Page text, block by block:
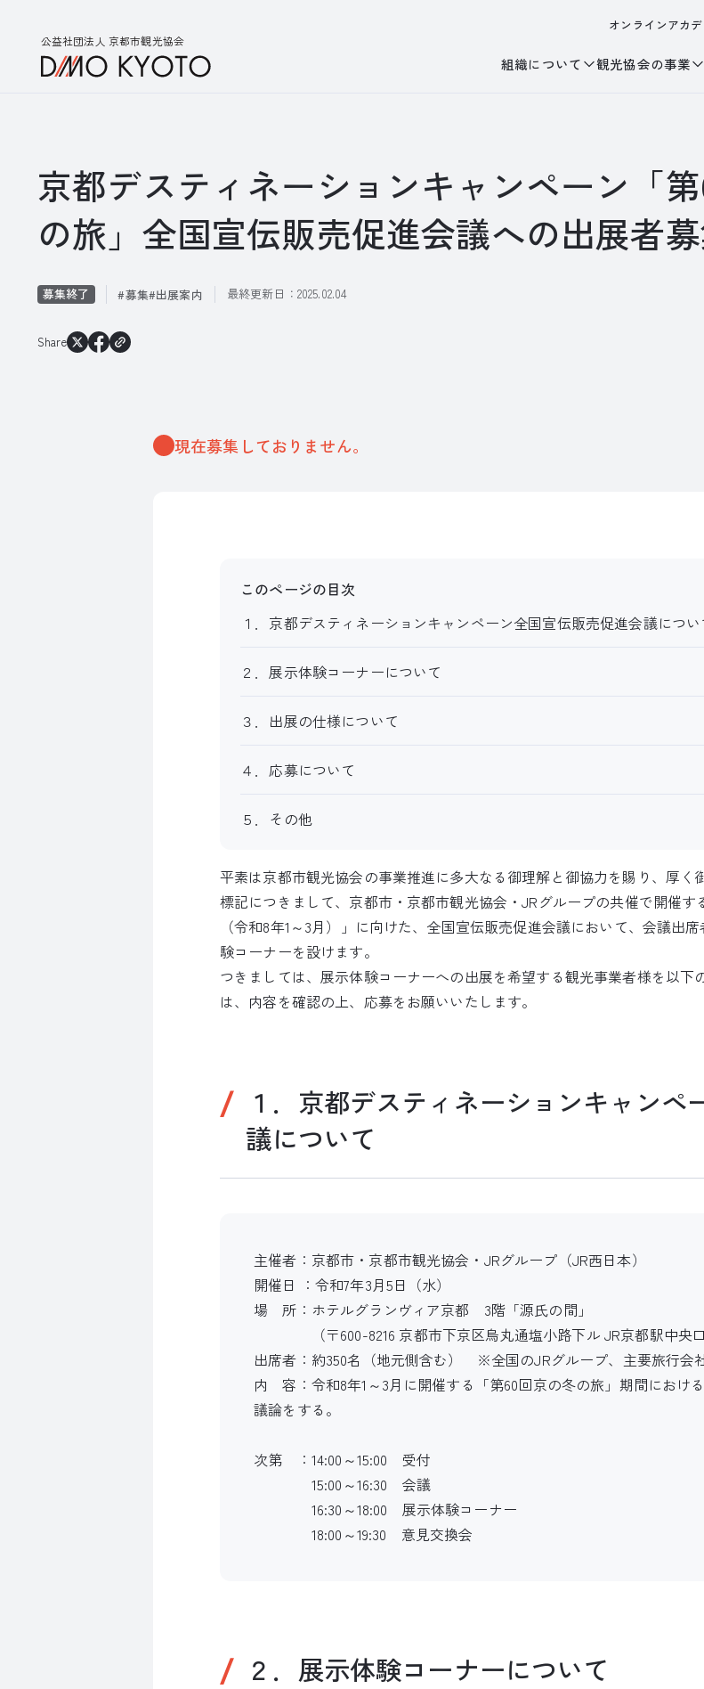
オンラインアカ
公益社団法人 京都市観光協会
組織について 観光協会の事業
京都デスティネーションキャンペーン「
の旅」全国宣伝販売促進会議への出展者
募集終了 募集 出展案内 最終更新日： 2025.02.04
Share
現在募集しておりません。
このページの目次
１．京都デスティネーションキャンペーン全国宣伝販売促進会議につい
２．展示体験コーナーについて
３．出展の仕様について
４．応募について
５．その他
平素は京都市観光協会の事業推進に多大なる御理解と御協力を賜り、厚く
標記につきまして、京都市・京都市観光協会・JRグループの共催で開催
（令和8年1～3月）」に向けた、全国宣伝販売促進会議において、会議出
験コーナーを設けます。
つきましては、展示体験コーナーへの出展を希望する観光事業者様を以
は、内容を確認の上、応募をお願いいたします。
１．京都デスティネーションキャンペ
議について
主催者：京都市・京都市観光協会・JRグループ（JR西日本）
開催日 ：令和7年3月5日（水）
場 所：ホテルグランヴィア京都 3階「源氏の間」
（〒600-8216 京都市下京区烏丸通塩小路下ル JR京都駅中央口
出席者：約350名（地元側含む） ※全国のJRグループ、主要旅行
内 容：令和8年1～3月に開催する「第60回京の冬の旅」期間におけ
議論をする。
次第 ：14:00～15:00 受付
15:00～16:30 会議
16:30～18:00 展示体験コーナー
18:00～19:30 意見交換会
２．展示体験コーナーについて